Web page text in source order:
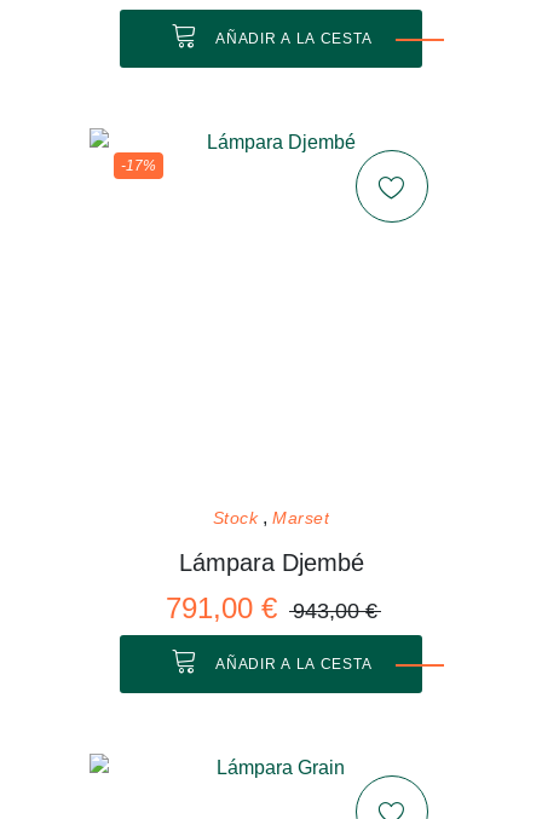
AÑADIR A LA CESTA
-17%
Stock Marset
Lámpara Djembé
791,00 € 943,00 €
AÑADIR A LA CESTA